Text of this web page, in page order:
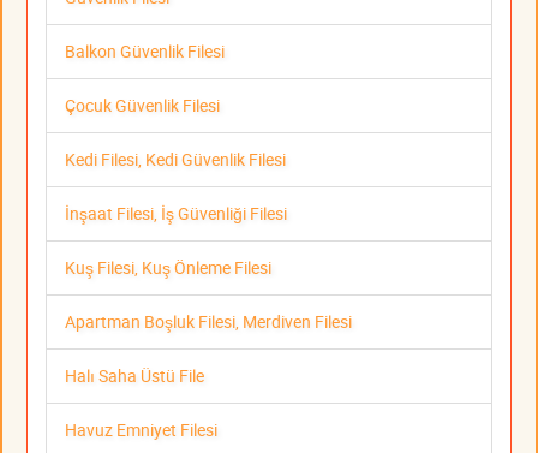
Balkon Güvenlik Filesi
Çocuk Güvenlik Filesi
Kedi Filesi, Kedi Güvenlik Filesi
İnşaat Filesi, İş Güvenliği Filesi
Kuş Filesi, Kuş Önleme Filesi
Apartman Boşluk Filesi, Merdiven Filesi
Halı Saha Üstü File
Havuz Emniyet Filesi